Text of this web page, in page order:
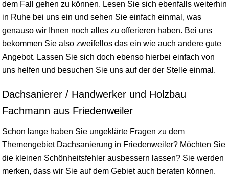
dem Fall gehen zu können. Lesen Sie sich ebenfalls weiterhin
in Ruhe bei uns ein und sehen Sie einfach einmal, was
genauso wir Ihnen noch alles zu offerieren haben. Bei uns
bekommen Sie also zweifellos das ein wie auch andere gute
Angebot. Lassen Sie sich doch ebenso hierbei einfach von
uns helfen und besuchen Sie uns auf der der Stelle einmal.
Dachsanierer / Handwerker und Holzbau
Fachmann aus Friedenweiler
Schon lange haben Sie ungeklärte Fragen zu dem
Themengebiet Dachsanierung in Friedenweiler? Möchten Sie
die kleinen Schönheitsfehler ausbessern lassen? Sie werden
merken, dass wir Sie auf dem Gebiet auch beraten können.